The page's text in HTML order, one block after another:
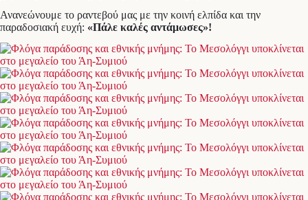
Ανανεώνουμε το ραντεβού μας με την κοινή ελπίδα και την
παραδοσιακή ευχή: «Πάλε καλές αντάμωσες»!